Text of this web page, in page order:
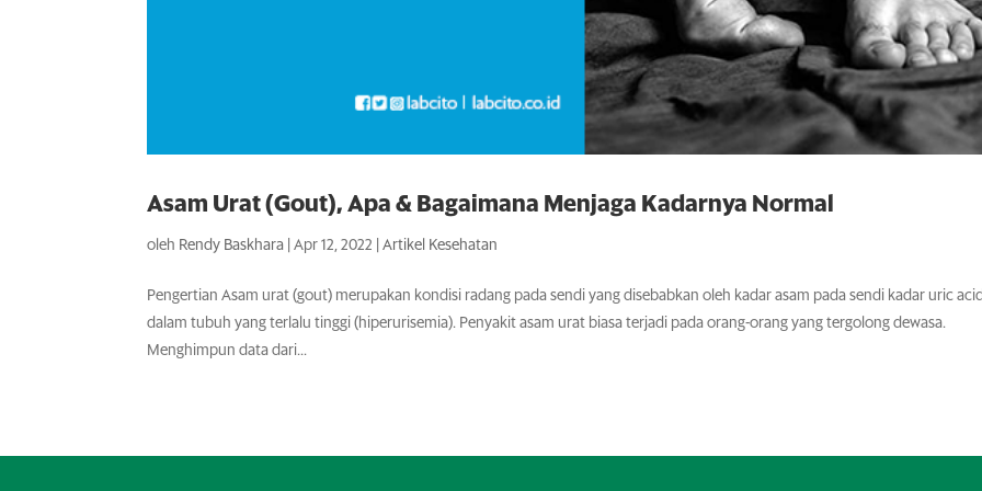
Asam Urat (Gout), Apa & Bagaimana Menjaga Kadarnya Normal
oleh Rendy Baskhara |Apr 12, 2022 |Artikel Kesehatan
Pengertian Asam urat (gout) merupakan kondisi radang pada sendi yang disebabkan oleh kadar asam pada sendi kadar uric
dalam tubuh yang terlalu tinggi (hiperurisemia). Penyakit asam urat biasa terjadi pada orang-orang yang tergolong dewasa.
Menghimpun data dari...